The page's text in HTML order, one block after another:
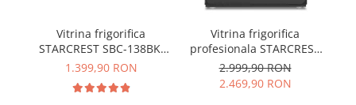
Vitrina frigorifica
STARCREST SBC-138BK,
138 L, Control
H 125 cm, Negru
1.399,90 RON
Vitrina frigorifica
profesionala STARCREST
SPS-350, 350 L, Termostat
reglabil, Iluminare LED, H
194.5 cm, Negru
2.999,90 RON
2.469,90 RON